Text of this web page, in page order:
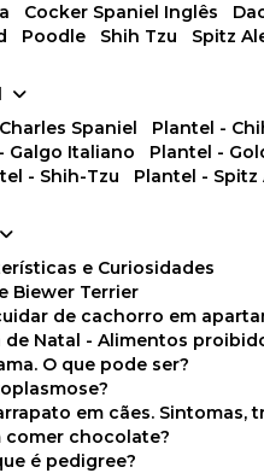
Spaniel
Plantel -
- Galgo Italiano Plantel -
- Shih-Tzu Plantel -
e Curiosidades
Biewer Terrier
cuidar de cachorro em
de Natal - Alimentos
O que pode ser?
em cães.
comer chocolate?
é pedigree?
Cocker Spaniel Inglês
Poodle Shih Tzu Spitz